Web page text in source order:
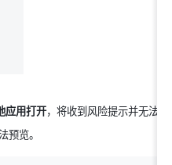
应用打开，将收到风险提示并无法下
预览。